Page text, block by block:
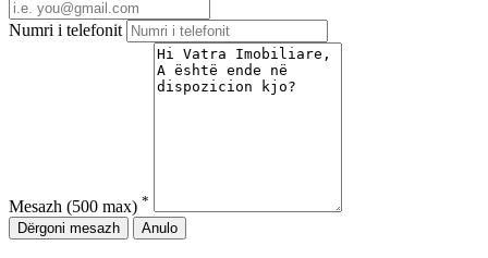
Numri i telefonit
Mesazh (500 max) *
Dërgoni mesazh
Anulo